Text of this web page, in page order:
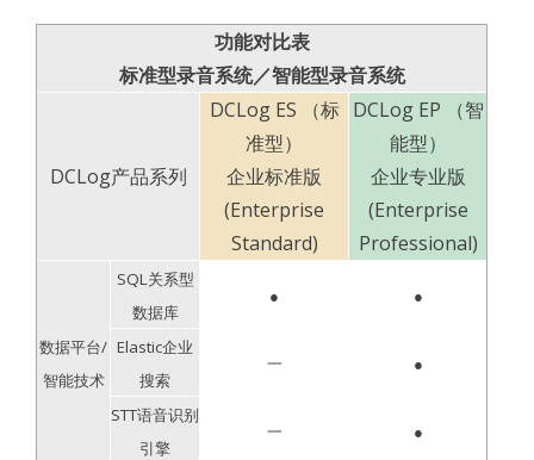
功能对比表
标准型录音系统／智能型录音系统
DCLog产品系列
DCLog ES （标
准型）
企业标准版
(Enterprise
Standard)
DCLog EP （智
能型）
企业专业版
(Enterprise
Professional)
数据平台/
智能技术
SQL关系型
数据库
● ●
Elastic企业
搜索
一 ●
STT语音识别
引擎
一 ●